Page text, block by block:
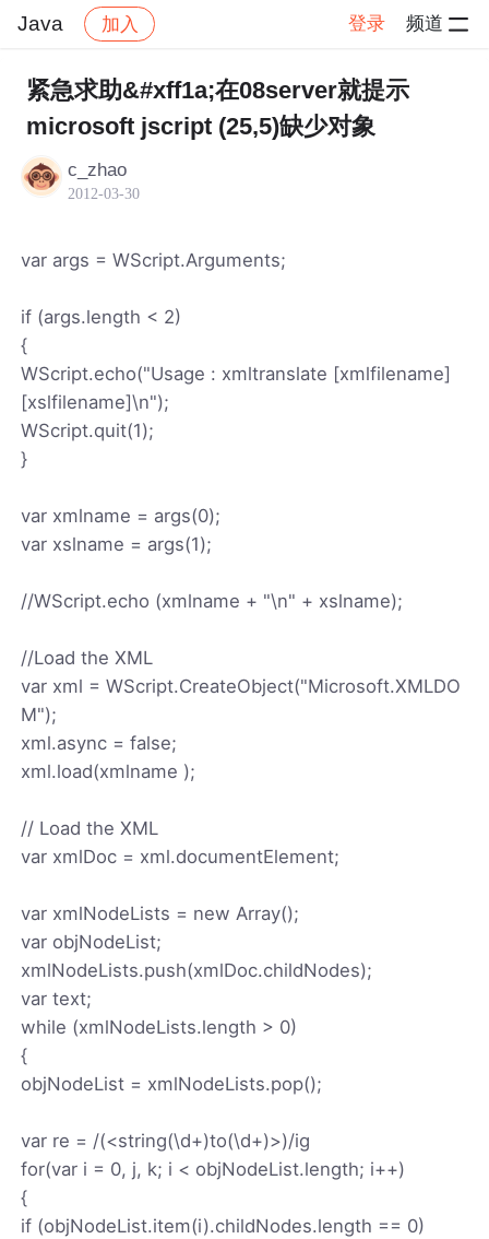
Java 加入 登录 频道
社区 Java 帖子详情
紧急求助&#xff1a;在08server就提示
microsoft jscript (25,5)缺少对象
c_zhao
2012-03-30
var args = WScript.Arguments;
if (args.length < 2)
{
WScript.echo("Usage : xmltranslate [xmlfilename]
[xslfilename]\n");
WScript.quit(1);
}
var xmlname = args(0);
var xslname = args(1);
//WScript.echo (xmlname + "\n" + xslname);
//Load the XML
var xml = WScript.CreateObject("Microsoft.XMLDO
M");
xml.async = false;
xml.load(xmlname );
// Load the XML
var xmlDoc = xml.documentElement;
var xmlNodeLists = new Array();
var objNodeList;
xmlNodeLists.push(xmlDoc.childNodes);
var text;
while (xmlNodeLists.length > 0)
{
objNodeList = xmlNodeLists.pop();
var re = /(<string(\d+)to(\d+)>)/ig
for(var i = 0, j, k; i < objNodeList.length; i++)
{
if (objNodeList.item(i).childNodes.length == 0)